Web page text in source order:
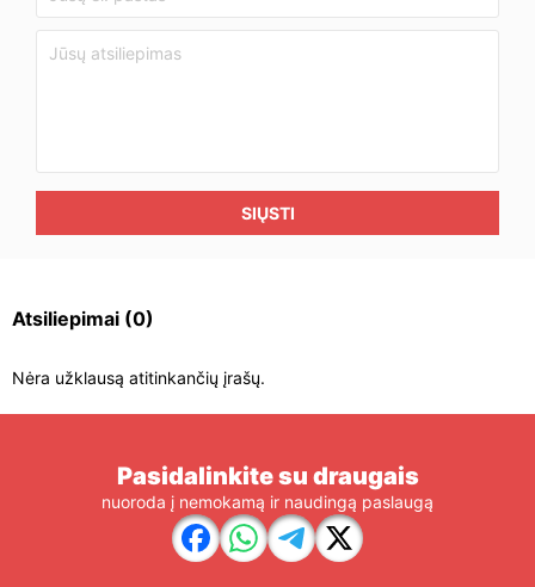
SIŲSTI
Atsiliepimai (0)
Nėra užklausą atitinkančių įrašų.
Pasidalinkite su draugais
nuoroda į nemokamą ir naudingą paslaugą